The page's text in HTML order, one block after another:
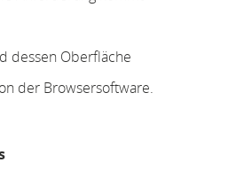
dessen Oberfläche
der Browsersoftware.